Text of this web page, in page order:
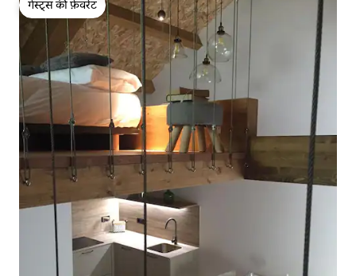
गेस्ट्स की फ़ेवरेट
गेस्ट्स की फ़ेवरेट